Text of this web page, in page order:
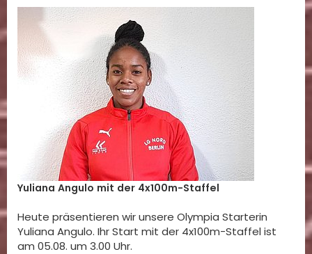
Yuliana Angulo mit der 4x100m-Staffel
Heute präsentieren wir unsere Olympia Starterin
Yuliana Angulo. Ihr Start mit der 4x100m-Staffel ist
am 05.08. um 3.00 Uhr.